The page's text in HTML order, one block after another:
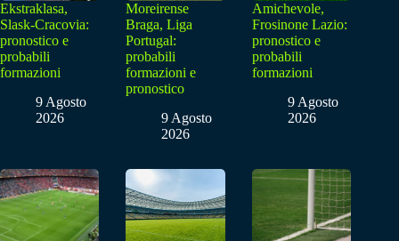
Ekstraklasa,
Slask-Cracovia:
pronostico e
probabili
formazioni
9 Agosto
2026
Moreirense
Braga, Liga
Portugal:
probabili
formazioni e
pronostico
9 Agosto
2026
Amichevole,
Frosinone Lazio:
pronostico e
probabili
formazioni
9 Agosto
2026